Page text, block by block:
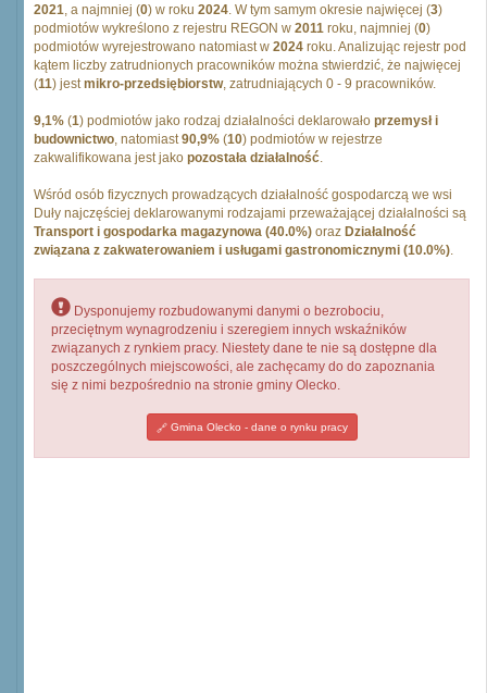
2021, a najmniej (0) w roku 2024. W tym samym okresie najwięcej (3)
podmiotów wykreślono z rejestru REGON w 2011 roku, najmniej (0)
podmiotów wyrejestrowano natomiast w 2024 roku. Analizując rejestr pod
kątem liczby zatrudnionych pracowników można stwierdzić, że najwięcej
(11) jestmikro-przedsiębiorstw, zatrudniających 0 - 9 pracowników.
9,1% (1) podmiotów jako rodzaj działalności deklarowało przemysł i
budownictwo, natomiast90,9% (10) podmiotów w rejestrze
zakwalifikowana jest jako pozostała działalność.
Wśród osób fizycznych prowadzących działalność gospodarczą we wsi
Duły najczęściej deklarowanymi rodzajami przeważającej działalności są
Transport i gospodarka magazynowa (40.0%) oraz Działalność
związana z zakwaterowaniem i usługami gastronomicznymi (10.0%).
Dysponujemy rozbudowanymi danymi o bezrobociu,
przeciętnym wynagrodzeniu i szeregiem innych wskaźników
związanych z rynkiem pracy. Niestety dane te nie są dostępne dla
poszczególnych miejscowości, ale zachęcamy do do zapoznania
się z nimi bezpośrednio na stronie gminy Olecko.
Gmina Olecko - dane o rynku pracy